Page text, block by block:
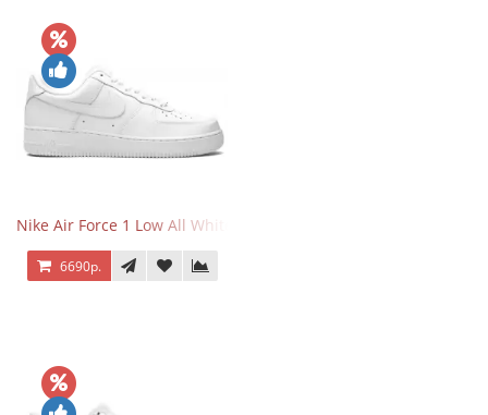
Nike Air Force 1 Low All White
6690р.